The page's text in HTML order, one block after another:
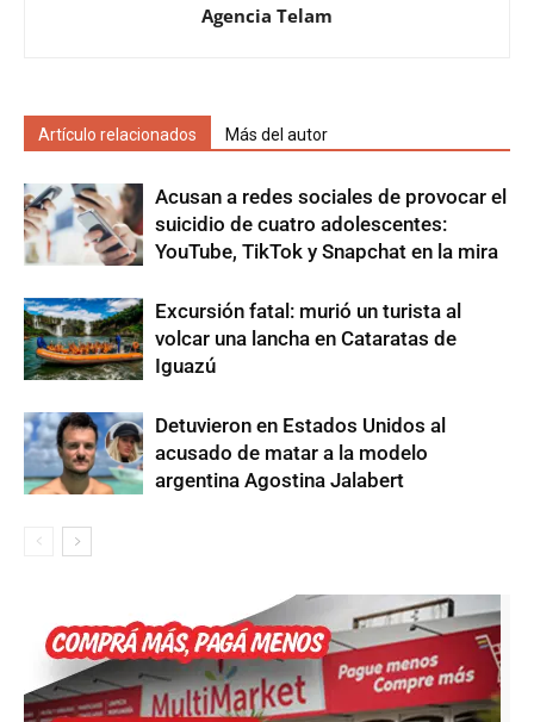
Agencia Telam
Artículo relacionados Más del autor
Acusan a redes sociales de provocar el
suicidio de cuatro adolescentes:
YouTube, TikTok y Snapchat en la mira
Excursión fatal: murió un turista al
volcar una lancha en Cataratas de
Iguazú
Detuvieron en Estados Unidos al
acusado de matar a la modelo
argentina Agostina Jalabert